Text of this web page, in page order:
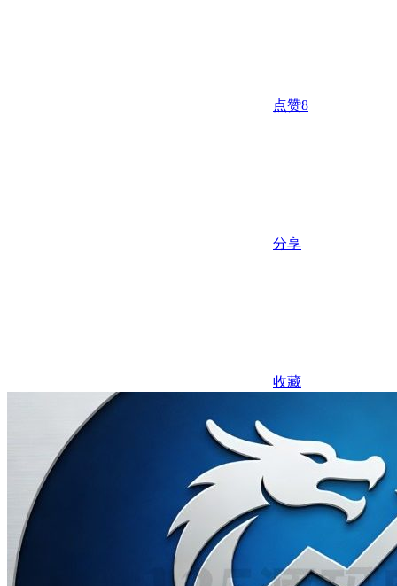
点赞8
分享
收藏